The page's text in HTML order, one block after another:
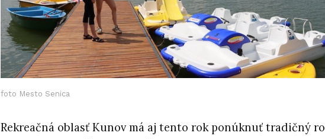
foto Mesto Senica
Rekreačná oblasť Kunov má aj tento rok ponúknuť tradičný